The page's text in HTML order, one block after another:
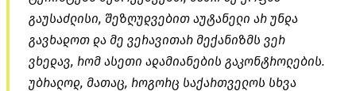
გაუსაძლისი, შეზღუდვებით აუტანელი არ უნდა
გავხადოთ და მე ვერავითარ მექანიზმს ვერ
ვხედავ, რომ ასეთი ადამიანების გაკონტროლების.
უბრალოდ, მათაც, როგორც საქართველოს სხვა